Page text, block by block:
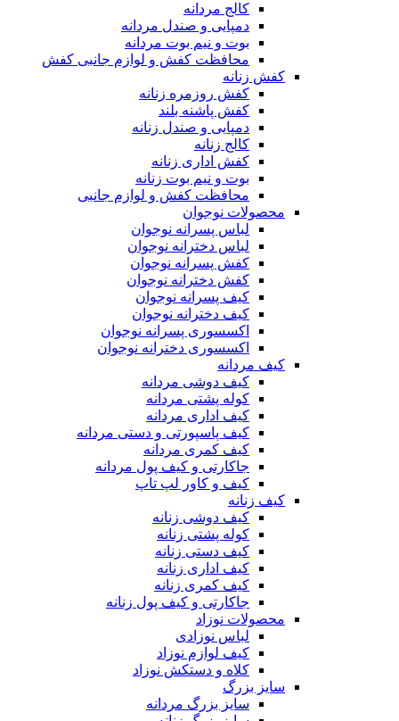
کالج مردانه
دمپایی و صندل مردانه
بوت و نیم بوت مردانه
محافظت کفش و لوازم جانبی کفش
کفش زنانه
کفش روزمره زنانه
کفش پاشنه بلند
دمپایی و صندل زنانه
کالج زنانه
کفش اداری زنانه
بوت و نیم بوت زنانه
محافظت کفش و لوازم جانبی
محصولات نوجوان
لباس پسرانه نوجوان
لباس دخترانه نوجوان
کفش پسرانه نوجوان
کفش دخترانه نوجوان
کیف پسرانه نوجوان
کیف دخترانه نوجوان
اکسسوری پسرانه نوجوان
اکسسوری دخترانه نوجوان
کیف مردانه
کیف دوشی مردانه
کوله پشتی مردانه
کیف اداری مردانه
کیف پاسپورتی و دستی مردانه
کیف کمری مردانه
جاکارتی و کیف پول مردانه
کیف و کاور لپ تاپ
کیف زنانه
کیف دوشی زنانه
کوله پشتی زنانه
کیف دستی زنانه
کیف اداری زنانه
کیف کمری زنانه
جاکارتی و کیف پول زنانه
محصولات نوزاد
لباس نوزادی
کیف لوازم نوزاد
کلاه و دستکش نوزاد
سایز بزرگ
سایز بزرگ مردانه